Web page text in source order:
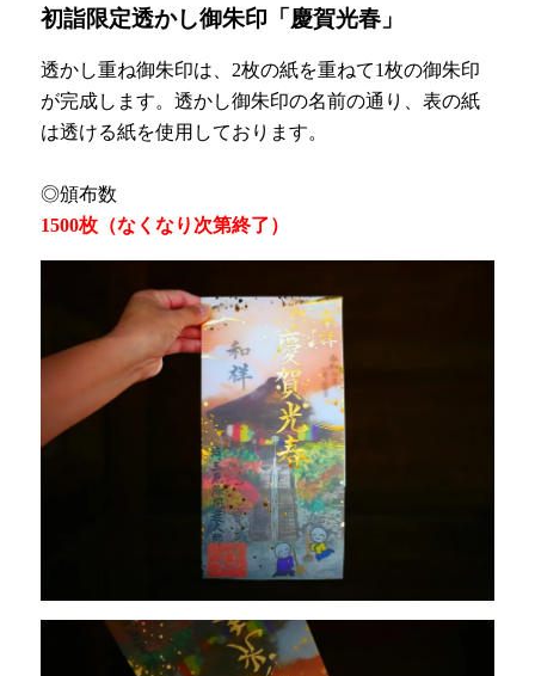
初詣限定透かし御朱印「慶賀光春」
透かし重ね御朱印は、2枚の紙を重ねて1枚の御朱印
が完成します。透かし御朱印の名前の通り、表の紙
は透ける紙を使用しております。
◎頒布数
1500枚（なくなり次第終了）